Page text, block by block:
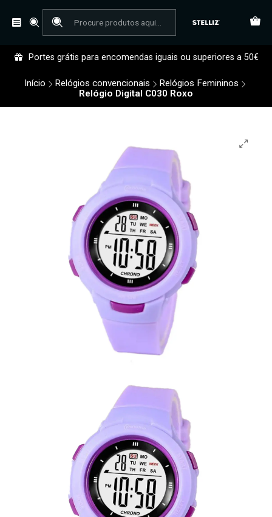
Portes grátis para encomendas iguais ou superiores a 50€
Início Relógios convencionais
Relógios Femininos
Relógio Digital C030 Roxo